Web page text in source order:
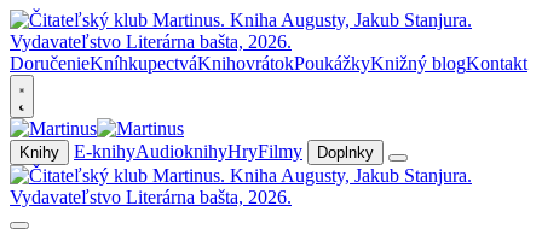
DoručenieKníhkupectváKnihovrátokPoukážkyKnižný blogKontakt
Knihy E-knihyAudioknihyHryFilmy Doplnky